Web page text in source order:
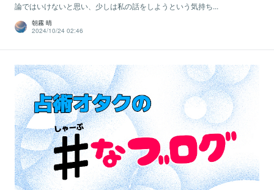
論ではいけないと思い、少しは私の話をしようという気持ち...
朝霧 晴
2024/10/24 02:46